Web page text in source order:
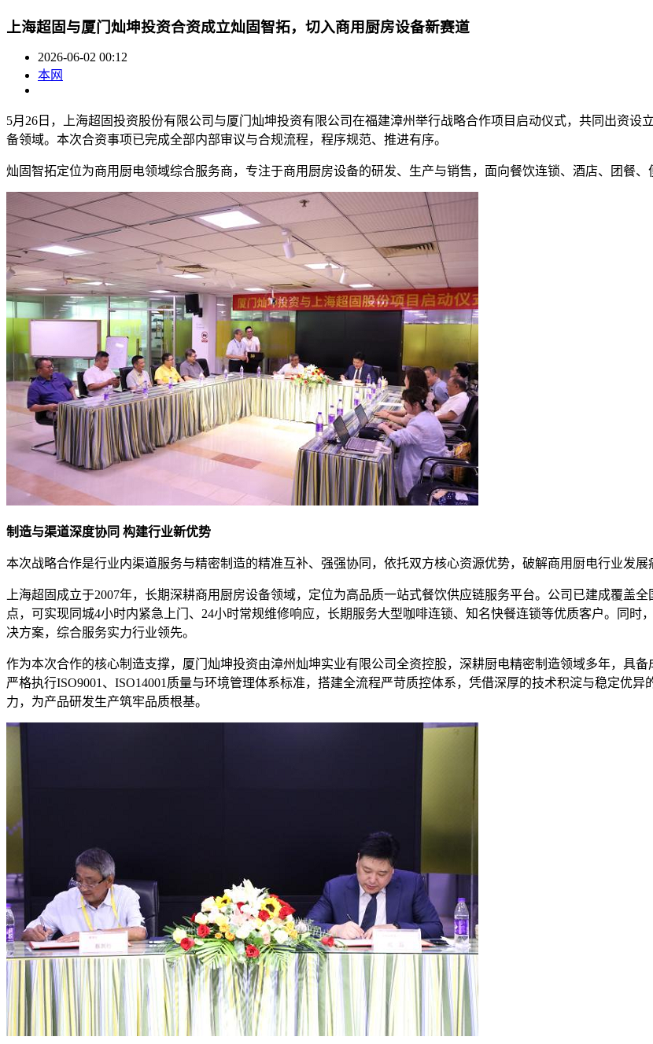
上海超固与厦门灿坤投资合资成立灿固智拓，切入商用厨房设备新赛道
2026-06-02 00:12
本网
5月26日，上海超固投资股份有限公司与厦门灿坤投资有限公司在福建漳州举行战略合作项目启动仪式，共同出资
备领域。本次合资事项已完成全部内部审议与合规流程，程序规范、推进有序。
灿固智拓定位为商用厨电领域综合服务商，专注于商用厨房设备的研发、生产与销售，面向餐饮连锁、酒店、团餐
制造与渠道深度协同 构建行业新优势
本次战略合作是行业内渠道服务与精密制造的精准互补、强强协同，依托双方核心资源优势，破解商用厨电行业发展
上海超固成立于2007年，长期深耕商用厨房设备领域，定位为高品质一站式餐饮供应链服务平台。公司已建成覆盖
点，可实现同城4小时内紧急上门、24小时常规维修响应，长期服务大型咖啡连锁、知名快餐连锁等优质客户。同
决方案，综合服务实力行业领先。
作为本次合作的核心制造支撑，厦门灿坤投资由漳州灿坤实业有限公司全资控股，深耕厨电精密制造领域多年，具
严格执行ISO9001、ISO14001质量与环境管理体系标准，搭建全流程严苛质控体系，凭借深厚的技术积淀与稳定优
力，为产品研发生产筑牢品质根基。